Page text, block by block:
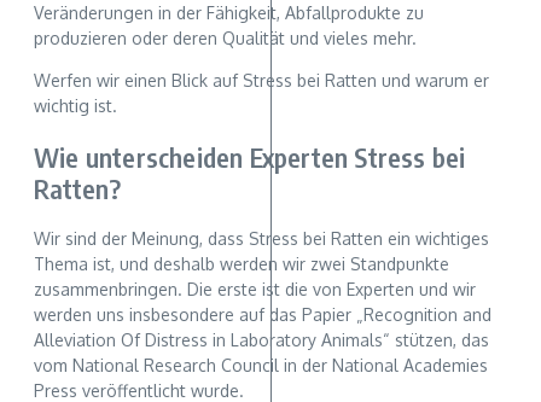
Veränderungen in der Fähigkeit, Abfallprodukte zu
produzieren oder deren Qualität und vieles mehr.
Werfen wir einen Blick auf Stress bei Ratten und warum er
wichtig ist.
Wie unterscheiden Experten Stress bei
Ratten?
Wir sind der Meinung, dass Stress bei Ratten ein wichtiges
Thema ist, und deshalb werden wir zwei Standpunkte
zusammenbringen. Die erste ist die von Experten und wir
werden uns insbesondere auf das Papier „Recognition and
Alleviation Of Distress in Laboratory Animals“ stützen, das
vom National Research Council in der National Academies
Press veröffentlicht wurde.